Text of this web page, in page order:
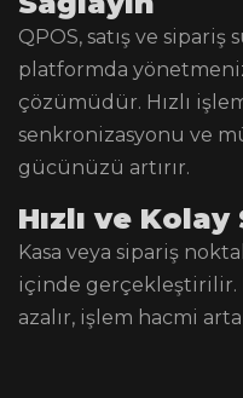
QPOS, satış ve
platformda
çözümüdür. Hızlı
senkronizasyonu ve
gücünüzü artırır.
Hızlı ve
Kasa veya sipariş
içinde gerçekleştirilir.
azalır, işlem hacmi